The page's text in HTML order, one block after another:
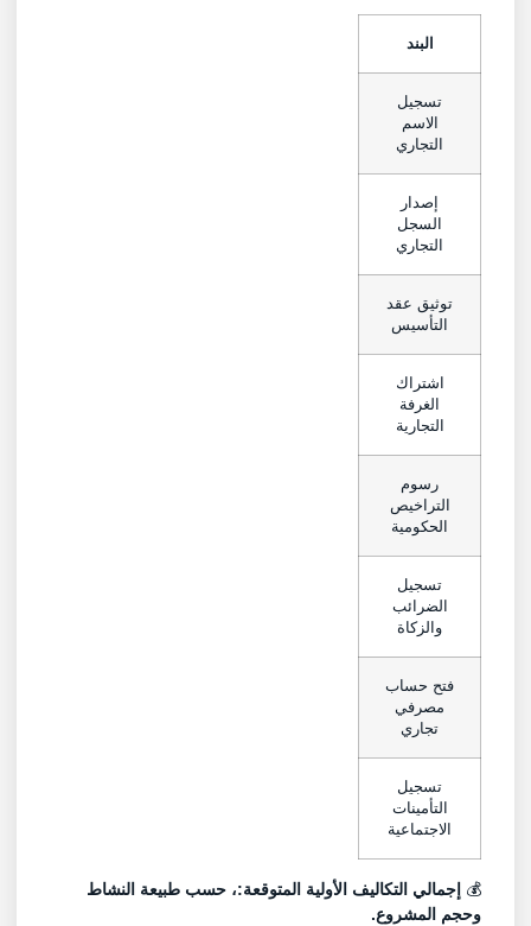
البند
تسجيل
الاسم
التجاري
إصدار
السجل
التجاري
توثيق عقد
التأسيس
اشتراك
الغرفة
التجارية
رسوم
التراخيص
الحكومية
تسجيل
الضرائب
والزكاة
فتح حساب
مصرفي
تجاري
تسجيل
التأمينات
الاجتماعية
💰إجمالي التكاليف الأولية المتوقعة:، حسب طبيعة النشاط
وحجم المشروع.